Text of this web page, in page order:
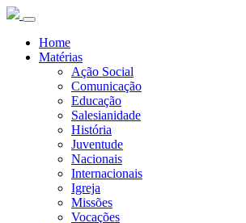
Home
Matérias
Ação Social
Comunicação
Educação
Salesianidade
História
Juventude
Nacionais
Internacionais
Igreja
Missões
Vocações